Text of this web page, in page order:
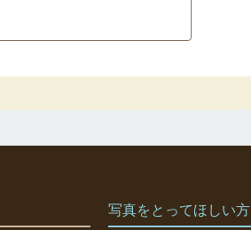
写真をとってほしい方